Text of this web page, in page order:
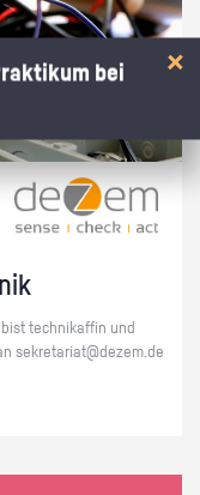
tech­ni­kaf­fin und
se­kre­ta­ri­at@​dezem.​de
bei